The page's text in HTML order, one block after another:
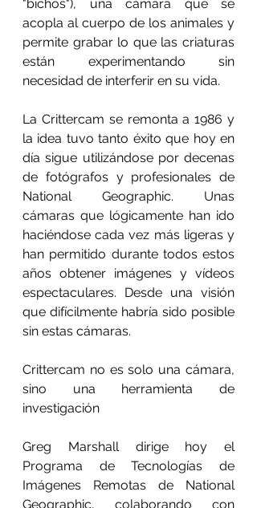
"bichos"), una cámara que se
acopla al cuerpo de los animales y
permite grabar lo que las criaturas
están experimentando sin
necesidad de interferir en su vida.
La Crittercam se remonta a 1986 y
la idea tuvo tanto éxito que hoy en
día sigue utilizándose por decenas
de fotógrafos y profesionales de
National Geographic. Unas
cámaras que lógicamente han ido
haciéndose cada vez más ligeras y
han permitido durante todos estos
años obtener imágenes y vídeos
espectaculares. Desde una visión
que difícilmente habría sido posible
sin estas cámaras.
Crittercam no es solo una cámara,
sino una herramienta de
investigación
Greg Marshall dirige hoy el
Programa de Tecnologías de
Imágenes Remotas de National
Geographic, colaborando con